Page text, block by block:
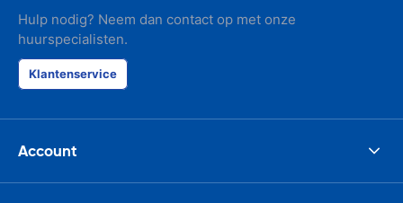
Hulp nodig? Neem dan contact op met onze
huurspecialisten.
Klantenservice
Account